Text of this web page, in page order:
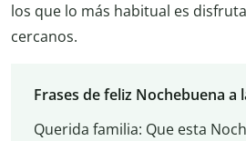
los que lo más habitual es
cercanos.
Frases de feliz Nochebuena a
Querida familia: Que esta